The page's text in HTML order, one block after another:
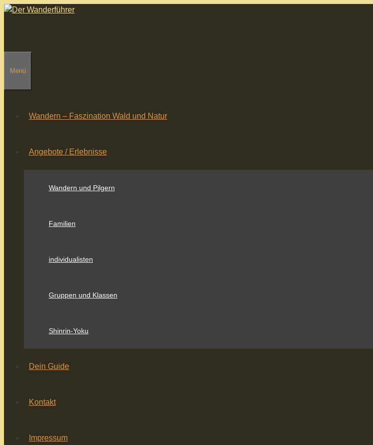
Zum
Menü
Wandern – Faszination Wald und Natur
Angebote / Erlebnisse
Wandern und Pilgern
Familien
individualisten
Gruppen und Klassen
Shinrin-Yoku
Dein Guide
Kontakt
Impressum